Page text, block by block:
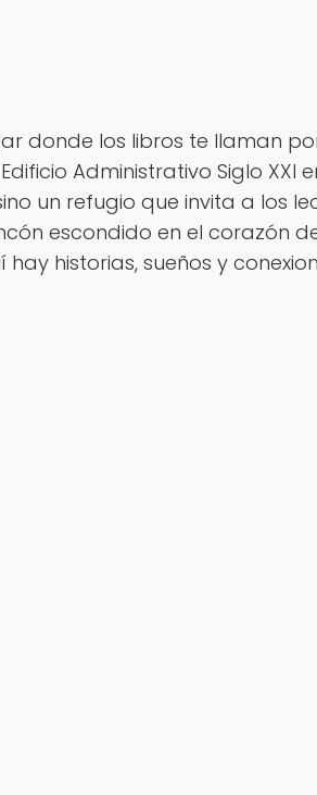
donde los libros te llaman
Administrativo Siglo XXI
un refugio que invita a los
escondido en el corazón
historias, sueños y